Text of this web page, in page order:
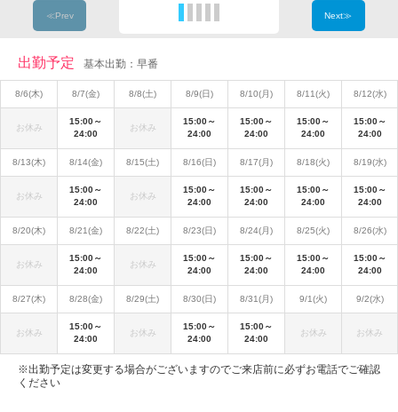
≪Prev Next≫
出勤予定 基本出勤：早番
8/6(木) 8/7(金) 8/8(土) 8/9(日) 8/10(月) 8/11(火) 8/12(水)
お休み
15:00～
24:00
お休み
15:00～
24:00
15:00～
24:00
15:00～
24:00
15:00～
24:00
8/13(木) 8/14(金) 8/15(土) 8/16(日) 8/17(月) 8/18(火) 8/19(水)
お休み
15:00～
24:00
お休み
15:00～
24:00
15:00～
24:00
15:00～
24:00
15:00～
24:00
8/20(木) 8/21(金) 8/22(土) 8/23(日) 8/24(月) 8/25(火) 8/26(水)
お休み
15:00～
24:00
お休み
15:00～
24:00
15:00～
24:00
15:00～
24:00
15:00～
24:00
8/27(木) 8/28(金) 8/29(土) 8/30(日) 8/31(月) 9/1(火) 9/2(水)
お休み
15:00～
24:00
お休み
15:00～
24:00
15:00～
24:00
お休み お休み
※出勤予定は変更する場合がございますのでご来店前に必ずお電話でご確認
ください